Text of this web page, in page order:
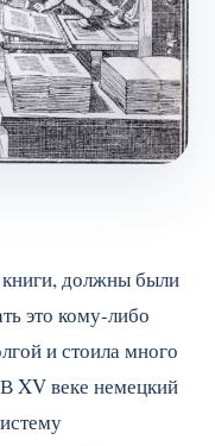
книги, должны были
это кому-либо
и стоила много
XV веке немецкий